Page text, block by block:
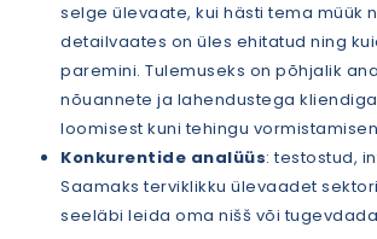
selge ülevaate, kui hästi tema müük
detailvaates on üles ehitatud ning
paremini. Tulemuseks on põhjalik
nõuannete ja lahendustega
loomisest kuni tehingu
Konkurentide analüüs: testostud,
Saamaks terviklikku ülevaadet
seeläbi leida oma nišš või